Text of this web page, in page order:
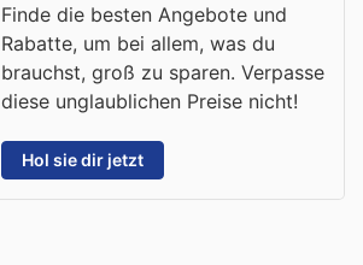
Finde die besten Angebote und
Rabatte, um bei allem, was du
brauchst, groß zu sparen. Verpasse
diese unglaublichen Preise nicht!
Hol sie dir jetzt